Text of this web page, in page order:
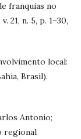
franquias no
21, n. 5, p. 1–30,
local:
Brasil).
Antonio;
regional